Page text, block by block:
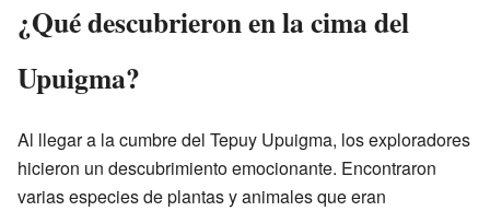
¿Qué descubrieron en la cima del
Upuigma?
Al llegar a la cumbre del Tepuy Upuigma, los exploradores
hicieron un descubrimiento emocionante. Encontraron
varias especies de plantas y animales que eran